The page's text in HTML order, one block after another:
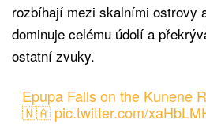
rozbíhají mezi skalními ostrovy
dominuje celému údolí a
ostatní zvuky.
Epupa Falls on the Kunene
🇳🇦 pic.twitter.com/